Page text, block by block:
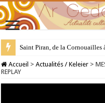
28 juillet : Saint Samson de
Accueil > Actualités / Keleier >
REPLAY